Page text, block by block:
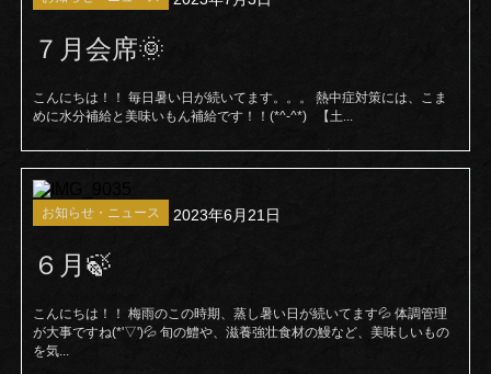
７月会席🌞
こんにちは！！ 毎日暑い日が続いてます。。。 熱中症対策には、こま
めに水分補給と美味いもん補給です！！(*^-^*) 【土...
お知らせ・ニュース 2023年6月21日
６月🍃
こんにちは！！ 梅雨のこの時期、蒸し暑い日が続いてます💦 体調管理
が大事ですね(*'▽')💦 旬の鱧や、滋養強壮食材の鰻など、美味しいもの
を気...